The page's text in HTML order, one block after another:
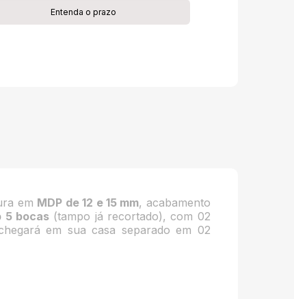
Entenda o prazo
em MDP de 12 e 15 mm, acabamento
5 bocas(tampo já recortado), com 02
em sua casa separado em 02